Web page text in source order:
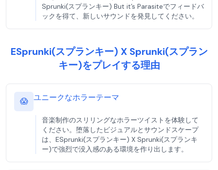
Sprunki(スプランキー) But it’s Parasiteでフィードバ
ックを得て、新しいサウンドを発見してください。
ESprunki(スプランキー) X Sprunki(スプラン
キー)をプレイする理由
😱 ユニークなホラーテーマ
音楽制作のスリリングなホラーツイストを体験して
ください。堕落したビジュアルとサウンドスケープ
は、ESprunki(スプランキー) X Sprunki(スプランキ
ー)で強烈で没入感のある環境を作り出します。